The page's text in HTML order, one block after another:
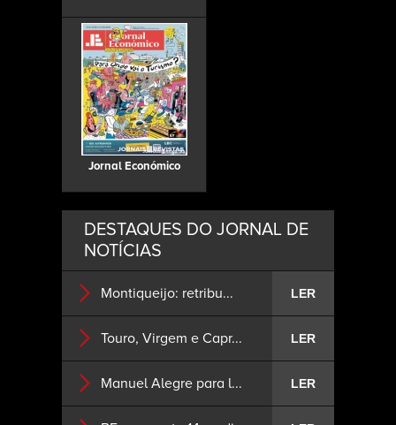
Jornal Económico
DESTAQUES DO JORNAL DE
NOTÍCIAS
Montiqueijo: retribu... LER
Touro, Virgem e Capr... LER
Manuel Alegre para l... LER